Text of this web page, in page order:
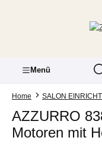
Menü
Home SALON
AZZURRO
Motoren mit